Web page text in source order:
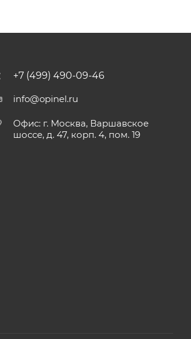
+7 (499) 490-09-46
info@opinel.ru
Офис: г. Москва, Варшавское
шоссе, д. 47, корп. 4, пом. 19